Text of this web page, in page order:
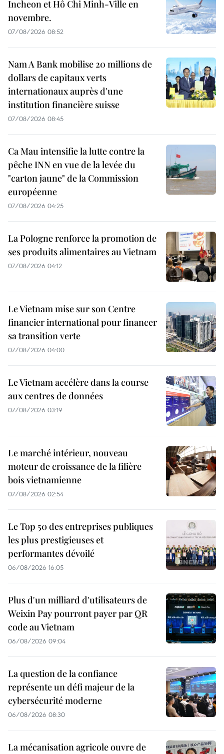
Incheon et Hô Chi Minh-Ville en
novembre.
07/08/2026 08:52
Nam A Bank mobilise 20 millions de
dollars de capitaux verts
internationaux auprès d'une
institution financière suisse
07/08/2026 08:45
Ca Mau intensifie la lutte contre la
pêche INN en vue de la levée du
"carton jaune" de la Commission
européenne
07/08/2026 04:25
La Pologne renforce la promotion de
ses produits alimentaires au Vietnam
07/08/2026 04:12
Le Vietnam mise sur son Centre
financier international pour financer
sa transition verte
07/08/2026 04:00
Le Vietnam accélère dans la course
aux centres de données
07/08/2026 03:19
Le marché intérieur, nouveau
moteur de croissance de la filière
bois vietnamienne
07/08/2026 02:54
Le Top 50 des entreprises publiques
les plus prestigieuses et
performantes dévoilé
06/08/2026 16:05
Plus d'un milliard d'utilisateurs de
Weixin Pay pourront payer par QR
code au Vietnam
06/08/2026 09:04
La question de la confiance
représente un défi majeur de la
cybersécurité moderne
06/08/2026 08:30
La mécanisation agricole ouvre de